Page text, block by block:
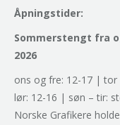
Åpningstider:
Sommerstengt fra
2026
ons og fre: 12-17 | tor
lør: 12-16 | søn – tir:
Norske Grafikere